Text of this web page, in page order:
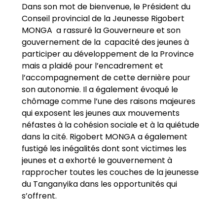
Dans son mot de bienvenue, le Président du
Conseil provincial de la Jeunesse Rigobert
MONGA a rassuré la Gouverneure et son
gouvernement de la capacité des jeunes à
participer au développement de la Province
mais a plaidé pour l’encadrement et
l’accompagnement de cette dernière pour
son autonomie. Il a également évoqué le
chômage comme l’une des raisons majeures
qui exposent les jeunes aux mouvements
néfastes à la cohésion sociale et à la quiétude
dans la cité. Rigobert MONGA a également
fustigé les inégalités dont sont victimes les
jeunes et a exhorté le gouvernement à
rapprocher toutes les couches de la jeunesse
du Tanganyika dans les opportunités qui
s’offrent.